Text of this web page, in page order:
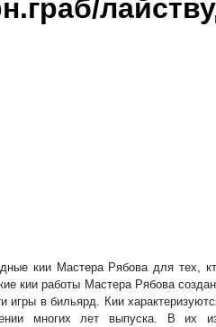
кии Мастера Рябова для тех,
кии работы Мастера Рябова
игры в бильярд. Кии
многих лет выпуска. В их